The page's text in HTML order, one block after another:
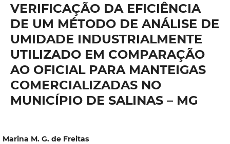
VERIFICAÇÃO DA EFICIÊNCIA
DE UM MÉTODO DE ANÁLISE DE
UMIDADE INDUSTRIALMENTE
UTILIZADO EM COMPARAÇÃO
AO OFICIAL PARA MANTEIGAS
COMERCIALIZADAS NO
MUNICÍPIO DE SALINAS – MG
Marina M. G. de Freitas